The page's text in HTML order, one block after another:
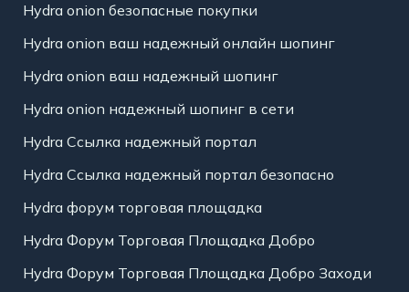
Hydra onion безопасные покупки
Hydra onion ваш надежный онлайн шопинг
Hydra onion ваш надежный шопинг
Hydra onion надежный шопинг в сети
Hydra Ссылка надежный портал
Hydra Ссылка надежный портал безопасно
Hydra форум торговая площадка
Hydra Форум Торговая Площадка Добро
Hydra Форум Торговая Площадка Добро Заходи